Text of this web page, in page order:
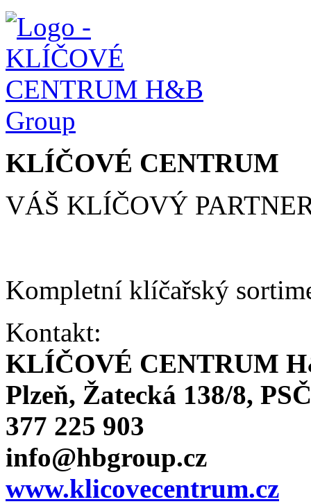
KLÍČOVÉ CENTRUM
VÁŠ KLÍČOVÝ
Kompletní klíčařský
Kontakt:
KLÍČOVÉ CENTRUM
Plzeň, Žatecká 138/8,
377 225 903
info@hbgroup.cz
www.klicovecentrum.cz